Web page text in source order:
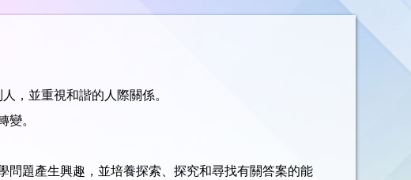
，並重視和諧的人際關係。
。
題產生興趣，並培養探索、探究和尋找有關答案的能